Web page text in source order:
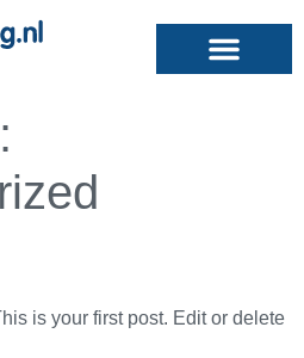
is your first post. Edit or delete